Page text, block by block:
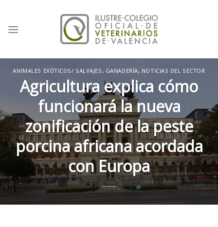
content
ANIMALES EXÓTICOS/ SALVAJES, GANADERÍA, NOTICIAS DEL SECTOR
Agricultura explica cómo
funcionará la nueva
zonificación de la peste
porcina africana acordada
con Europa